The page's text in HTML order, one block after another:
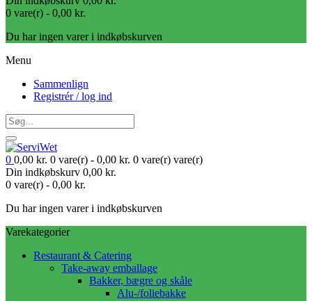
0 vare(r) - 0,00 kr.
Du har ingen varer i indkøbskurven
Menu
Sammenlign
Registrér / log ind
0 0,00 kr. 0 vare(r) - 0,00 kr. 0 vare(r) vare(r)
Din indkøbskurv 0,00 kr.
0 vare(r) - 0,00 kr.
Du har ingen varer i indkøbskurven
Varekategorier
Restaurant & Catering
Take-away emballage
Bakker, bægre og skåle
Alu-/foliebakke